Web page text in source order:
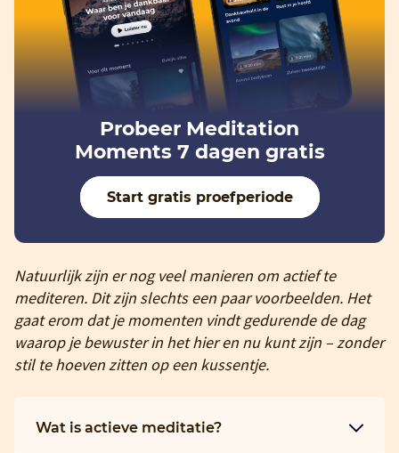
Probeer Meditation
Moments 7 dagen gratis
Start gratis proefperiode
Natuurlijk zijn er nog veel manieren om actief te
mediteren. Dit zijn slechts een paar voorbeelden. Het
gaat erom dat je momenten vindt gedurende de dag
waarop je bewuster in het hier en nu kunt zijn – zonder
stil te hoeven zitten op een kussentje.
Wat is actieve meditatie?